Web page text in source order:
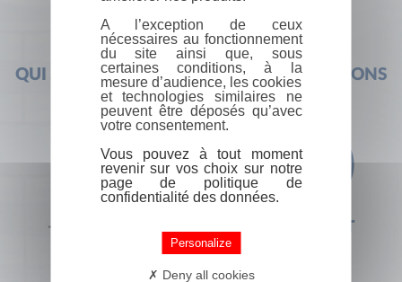
QUI SOMMES-NOUS ? FOIRE AUX QUESTIONS
+33 (0) 1 44 41 29 19 CONTACT
A l’exception de ceux
nécessaires au fonctionnement
du site ainsi que, sous
certaines conditions, à la
mesure d’audience, les cookies
et technologies similaires ne
peuvent être déposés qu’avec
votre consentement.
Vous pouvez à tout moment
revenir sur vos choix sur notre
page de politique de
confidentialité des données.
Personalize
Deny all cookies